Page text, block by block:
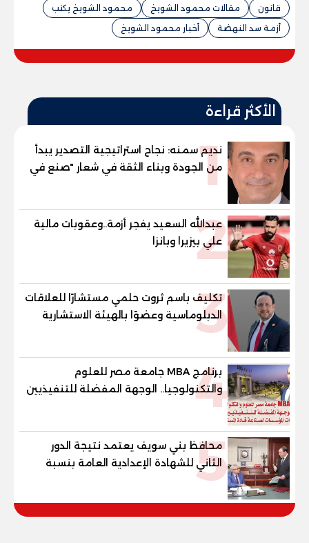
قانون
مقالات محمود الشويخ
محمود الشويخ يكتب
أزمة سد النهضة
أخبار محمود الشويخ
الأكثر قراءة
1
نديم سمنه: نجاح استراتيجية التصدير يبدأ
من الجودة وبناء الثقة في شعار "صنع في
مصر"
2
عبدالله السعيد يفجر أزمة..وعقوبات مالية
علي بيزيرا وبانزا
3
تكليف باسم ثروت حلمي مستشارًا للعلاقات
الدبلوماسية وعضوًا بالهيئة الاستشارية
العليا لمنظمة «جاد جمينت يوإن»
4
برنامج MBA جامعة مصر للعلوم
والتكنولوجيا.. الوجهة المفضلة للتنفيذيين
وقيادات المؤسسات لصناعة قادة
5
محافظ بني سويف يعتمد نتيجة الدور
الثاني للشهادة الإعدادية العامة بنسبة
والنور للمكفوفين